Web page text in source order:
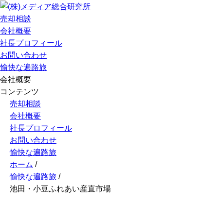
売却相談
会社概要
社長プロフィール
お問い合わせ
愉快な遍路旅
会社概要
コンテンツ
売却相談
会社概要
社長プロフィール
お問い合わせ
愉快な遍路旅
ホーム /
愉快な遍路旅 /
池田・小豆ふれあい産直市場